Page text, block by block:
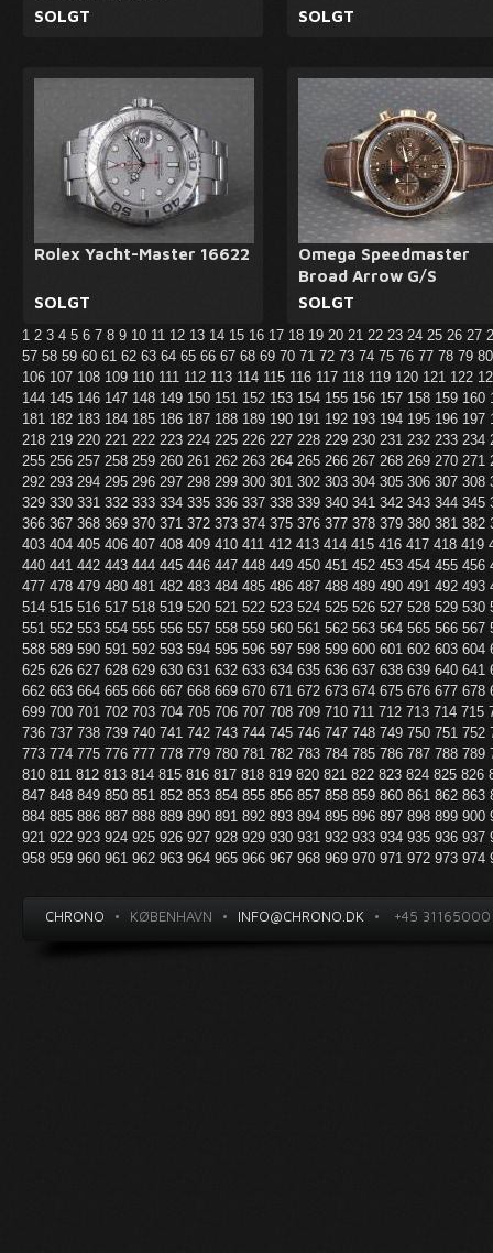
SOLGT
SOLGT
Rolex Yacht-Master 16622
SOLGT
Omega Speedmaster
Broad Arrow G/S
SOLGT
1 2 3 4 5 6 7 8 9 10 11 12 13 14 15 16 17 18 19 20 21 22 23 24 25 26 27
57 58 59 60 61 62 63 64 65 66 67 68 69 70 71 72 73 74 75 76 77 78 79
106 107 108 109 110 111 112 113 114 115 116 117 118 119 120 121 122
144 145 146 147 148 149 150 151 152 153 154 155 156 157 158 159 160
181 182 183 184 185 186 187 188 189 190 191 192 193 194 195 196 197
218 219 220 221 222 223 224 225 226 227 228 229 230 231 232 233 234
255 256 257 258 259 260 261 262 263 264 265 266 267 268 269 270 271
292 293 294 295 296 297 298 299 300 301 302 303 304 305 306 307 308
329 330 331 332 333 334 335 336 337 338 339 340 341 342 343 344 345
366 367 368 369 370 371 372 373 374 375 376 377 378 379 380 381 382
403 404 405 406 407 408 409 410 411 412 413 414 415 416 417 418 419
440 441 442 443 444 445 446 447 448 449 450 451 452 453 454 455 456
477 478 479 480 481 482 483 484 485 486 487 488 489 490 491 492 493
514 515 516 517 518 519 520 521 522 523 524 525 526 527 528 529 530
551 552 553 554 555 556 557 558 559 560 561 562 563 564 565 566 567
588 589 590 591 592 593 594 595 596 597 598 599 600 601 602 603 604
625 626 627 628 629 630 631 632 633 634 635 636 637 638 639 640 641
662 663 664 665 666 667 668 669 670 671 672 673 674 675 676 677 678
699 700 701 702 703 704 705 706 707 708 709 710 711 712 713 714 715
736 737 738 739 740 741 742 743 744 745 746 747 748 749 750 751 752
773 774 775 776 777 778 779 780 781 782 783 784 785 786 787 788 789
810 811 812 813 814 815 816 817 818 819 820 821 822 823 824 825 826
847 848 849 850 851 852 853 854 855 856 857 858 859 860 861 862 863
884 885 886 887 888 889 890 891 892 893 894 895 896 897 898 899 900
921 922 923 924 925 926 927 928 929 930 931 932 933 934 935 936 937
958 959 960 961 962 963 964 965 966 967 968 969 970 971 972 973 974
CHRONO • KØBENHAVN • INFO@CHRONO.DK • +45 31165000